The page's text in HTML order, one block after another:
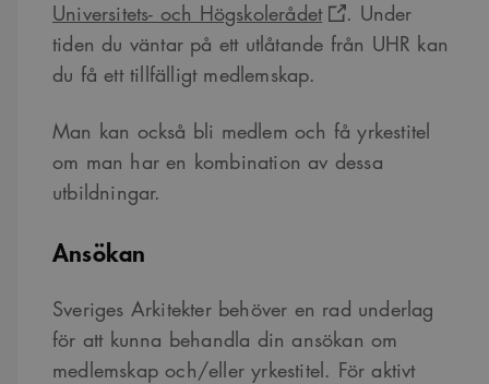
Universitets- och Högskolerådet
. Under
tiden du väntar på ett utlåtande från UHR kan
du få ett tillfälligt medlemskap.
Man kan också bli medlem och få yrkestitel
om man har en kombination av dessa
utbildningar.
Ansökan
Sveriges Arkitekter behöver en rad underlag
för att kunna behandla din ansökan om
medlemskap och/eller yrkestitel. För aktivt